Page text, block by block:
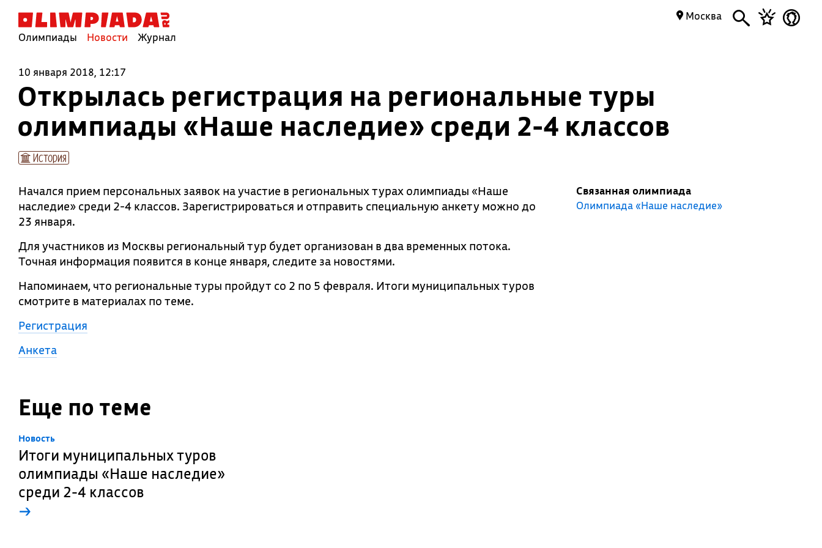
Олимпиады Новости Журнал
Москва
10 января 2018, 12:17
Открылась регистрация на региональные туры
олимпиады «Наше наследие» среди 2-4 классов
История
Начался прием персональных заявок на участие в региональных турах олимпиады «Наше
наследие» среди 2-4 классов. Зарегистрироваться и отправить специальную анкету можно до
23 января.
Для участников из Москвы региональный тур будет организован в два временных потока.
Точная информация появится в конце января, следите за новостями.
Напоминаем, что региональные туры пройдут со 2 по 5 февраля. Итоги муниципальных туров
смотрите в материалах по теме.
Регистрация
Анкета
Связанная олимпиада
Олимпиада «Наше наследие»
Еще по теме
Новость
Итоги муниципальных туров
олимпиады «Наше наследие»
среди 2-4 классов
→